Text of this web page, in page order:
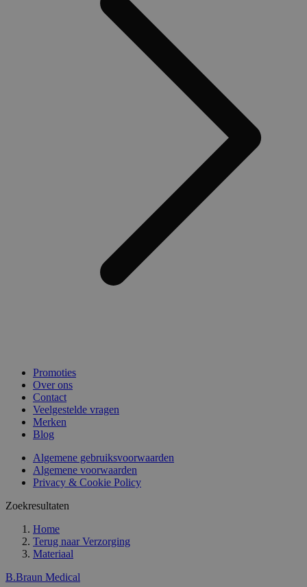
Promoties
Over ons
Contact
Veelgestelde vragen
Merken
Blog
Algemene gebruiksvoorwaarden
Algemene voorwaarden
Privacy & Cookie Policy
Zoekresultaten
Home
Terug naar Verzorging
Materiaal
B.Braun Medical